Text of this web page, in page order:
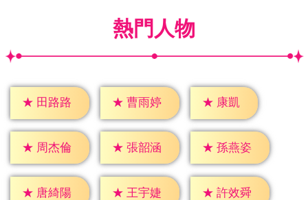
熱門人物
★ 田路路 ★ 曹雨婷 ★ 康凱
★ 周杰倫 ★ 張韶涵 ★ 孫燕姿
★ 唐綺陽 ★ 王宇婕 ★ 許效舜